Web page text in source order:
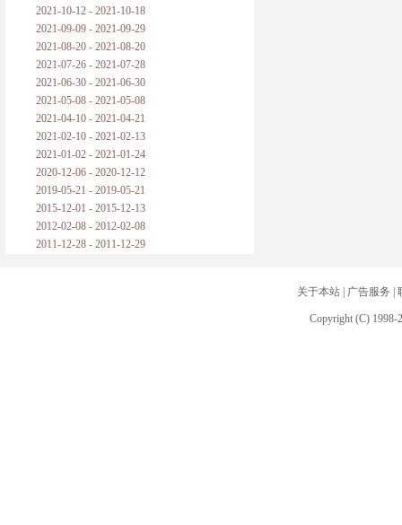
2021-10-12 - 2021-10-18
2021-09-09 - 2021-09-29
2021-08-20 - 2021-08-20
2021-07-26 - 2021-07-28
2021-06-30 - 2021-06-30
2021-05-08 - 2021-05-08
2021-04-10 - 2021-04-21
2021-02-10 - 2021-02-13
2021-01-02 - 2021-01-24
2020-12-06 - 2020-12-12
2019-05-21 - 2019-05-21
2015-12-01 - 2015-12-13
2012-02-08 - 2012-02-08
2011-12-28 - 2011-12-29
关于本站| 广告服务
Copyright (C) 1998-